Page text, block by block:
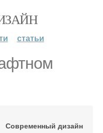
статьи
Современный дизайн